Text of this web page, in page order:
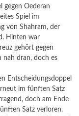
gegen Oederan
Spiel im
von Shahram, der
Hinten war
gehört gegen
nah dran, doch es
Entscheidungsdoppel
im fünften Satz
doch am Ende
Satz verloren.